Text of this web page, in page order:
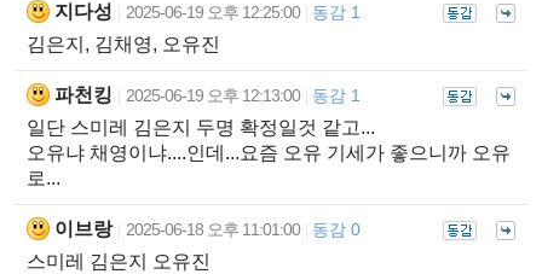
지다성 2025-06-19 오후 12:25:00 동감 1
김은지, 김채영, 오유진
파천킹 2025-06-19 오후 12:13:00 동감 1
일단 스미레 김은지 두명 확정일것 같고...
오유냐 채영이냐....인데...요즘 오유 기세가 좋으니까 오유
로...
이브랑 2025-06-18 오후 11:01:00 동감 0
스미레 김은지 오유진